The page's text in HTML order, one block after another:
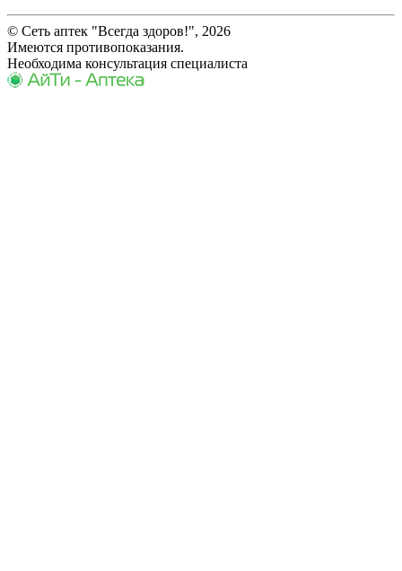
© Сеть аптек "Всегда здоров!", 2026
Имеются противопоказания.
Необходима консультация специалиста